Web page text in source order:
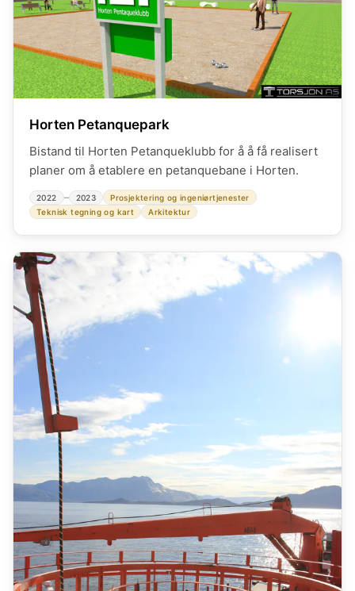
Horten Petanquepark
Bistand til Horten Petanqueklubb for å å få realisert
planer om å etablere en petanquebane i Horten.
2022 – 2023
Prosjektering og ingeniørtjenester
Teknisk tegning og kart
Arkitektur